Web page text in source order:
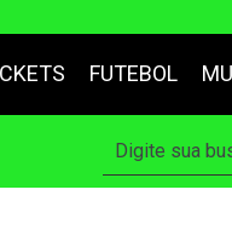
FUTEBOL